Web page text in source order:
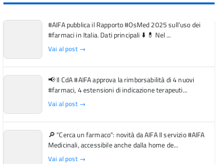
#AIFA pubblica il Rapporto #OsMed 2025 sull’uso dei
#farmaci in Italia. Dati principali ⬇️ 💊 Nel ...
Vai al post →
📢 Il CdA #AIFA approva la rimborsabilità di 4 nuovi
#farmaci, 4 estensioni di indicazione terapeuti...
Vai al post →
🔎 "Cerca un farmaco": novità da AIFA Il servizio #AIFA
Medicinali, accessibile anche dalla home de...
Vai al post →